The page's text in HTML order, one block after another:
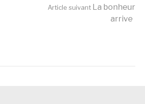
Article suivant La bonheur
arrive